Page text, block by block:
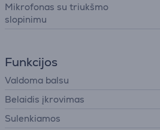
Mikrofonas su triukšmo
slopinimu
Funkcijos
Valdoma balsu
Belaidis įkrovimas
Sulenkiamos